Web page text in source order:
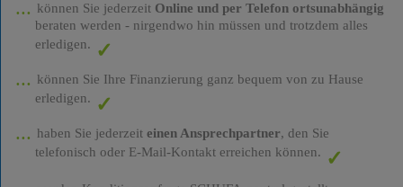
können Sie jederzeit Online und per Telefon ortsunabhängig
beraten werden - nirgendwo hin müssen und trotzdem alles
erledigen.
können Sie Ihre Finanzierung ganz bequem von zu Hause
erledigen.
haben Sie jederzeit einen Ansprechpartner, den Sie
telefonisch oder E-Mail-Kontakt erreichen können.